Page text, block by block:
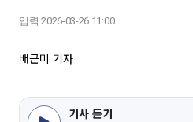
입력 2026-03-26 11:00
배근미 기자
기사 듣기